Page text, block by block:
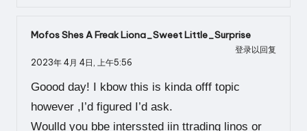
Mofos Shes A Freak Liona_Sweet Little_Surprise
登录以回复
2023年 4月 4日, 上午5:56
Goood day! I kbow this is kinda offf topic
however ,I’d figured I’d ask.
Woulld you bbe interssted iin ttrading linos or